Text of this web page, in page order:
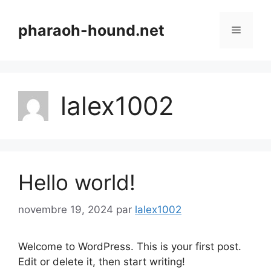
contenupharaoh-hound.net Menu
lalex1002
Hello world!
novembre 19, 2024 par lalex1002
Welcome to WordPress. This is your first post.
Edit or delete it, then start writing!